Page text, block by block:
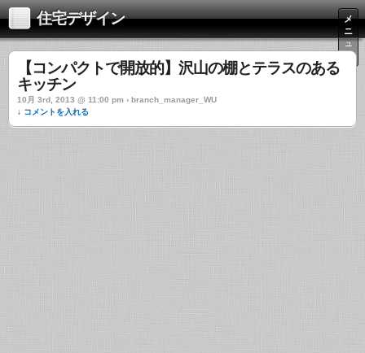
住宅デザイン
メ
ニ
ュ
ー
【コンパクトで開放的】沢山の棚とテラスのある
キッチン
10月 3rd, 2013 @ 11:00 pm › branch_manager_WU
↓ コメントを入れる